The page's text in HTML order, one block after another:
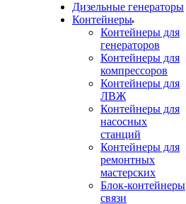
Дизельные генераторы
Контейнеры
Контейнеры для
генераторов
Контейнеры для
компрессоров
Контейнеры для
ЛВЖ
Контейнеры для
насосных
станций
Контейнеры для
ремонтных
мастерских
Блок-контейнеры
связи